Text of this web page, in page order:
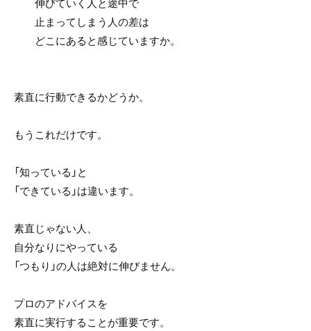
伸びていく人と途中で
止まってしまう人の差は
どこにあると感じていますか。
素直に行動できるかどうか。
もうこれだけです。
「知っている」と
「できている」は違います。
素直じゃない人、
自分なりにやっている
「つもり」の人は絶対に伸びません。
プロのアドバイスを
素直に実行することが重要です。